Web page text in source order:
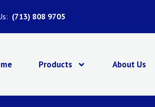
(713) 808 9705
Products About Us